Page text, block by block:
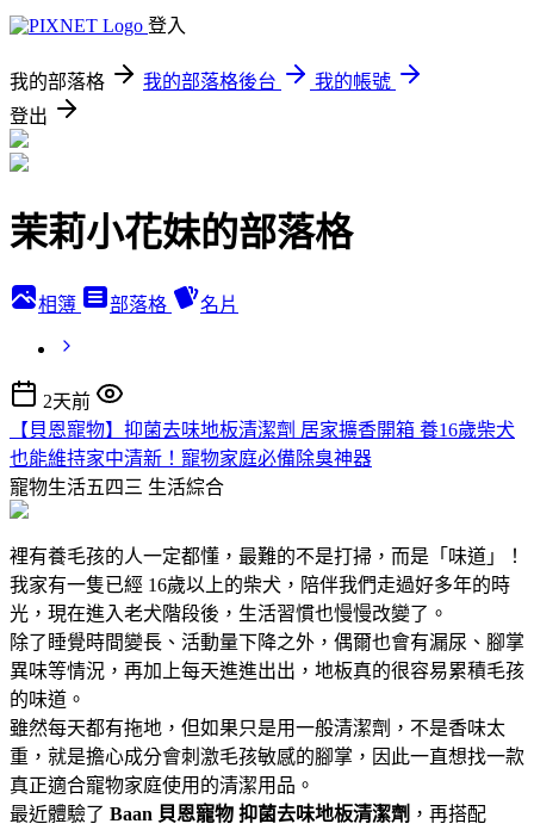
登入
我的部落格 我的部落格後台
我的帳號
登出
茉莉小花妹的部落格
相簿 部落格 名片
2天前
【貝恩寵物】抑菌去味地板清潔劑 居家擴香開箱 養16歲柴犬
也能維持家中清新！寵物家庭必備除臭神器
寵物生活五四三 生活綜合
裡有養毛孩的人一定都懂，最難的不是打掃，而是「味道」！
我家有一隻已經 16歲以上的柴犬，陪伴我們走過好多年的時
光，現在進入老犬階段後，生活習慣也慢慢改變了。
除了睡覺時間變長、活動量下降之外，偶爾也會有漏尿、腳掌
異味等情況，再加上每天進進出出，地板真的很容易累積毛孩
的味道。
雖然每天都有拖地，但如果只是用一般清潔劑，不是香味太
重，就是擔心成分會刺激毛孩敏感的腳掌，因此一直想找一款
真正適合寵物家庭使用的清潔用品。
最近體驗了 Baan 貝恩寵物 抑菌去味地板清潔劑 ，再搭配